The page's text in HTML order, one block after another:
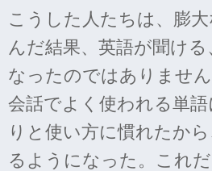
こうした人たちは、膨
んだ結果、英語が聞け
なったのではありません
会話でよく使われる単
りと使い方に慣れたか
るようになった。これ